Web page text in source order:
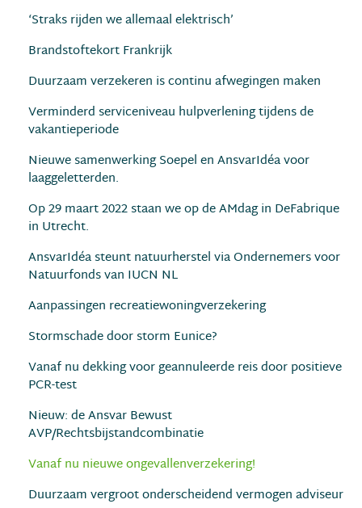
‘Straks rijden we allemaal elektrisch’
Brandstoftekort Frankrijk
Duurzaam verzekeren is continu afwegingen maken
Verminderd serviceniveau hulpverlening tijdens de
vakantieperiode
Nieuwe samenwerking Soepel en AnsvarIdéa voor
laaggeletterden.
Op 29 maart 2022 staan we op de AMdag in DeFabrique
in Utrecht.
AnsvarIdéa steunt natuurherstel via Ondernemers voor
Natuurfonds van IUCN NL
Aanpassingen recreatiewoningverzekering
Stormschade door storm Eunice?
Vanaf nu dekking voor geannuleerde reis door positieve
PCR-test
Nieuw: de Ansvar Bewust
AVP/Rechtsbijstandcombinatie
Vanaf nu nieuwe ongevallenverzekering!
Duurzaam vergroot onderscheidend vermogen adviseur